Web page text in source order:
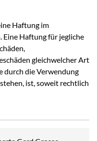
Haftung im
Eine Haftung für jegliche
gleichwelcher Art
durch die Verwendung
ist, soweit rechtlich